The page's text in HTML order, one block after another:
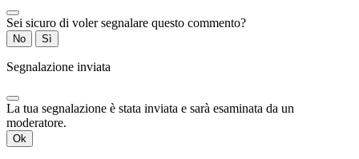
Sei sicuro di voler segnalare questo commento?
No Sì
Segnalazione inviata
La tua segnalazione è stata inviata e sarà esaminata da un
moderatore.
Ok